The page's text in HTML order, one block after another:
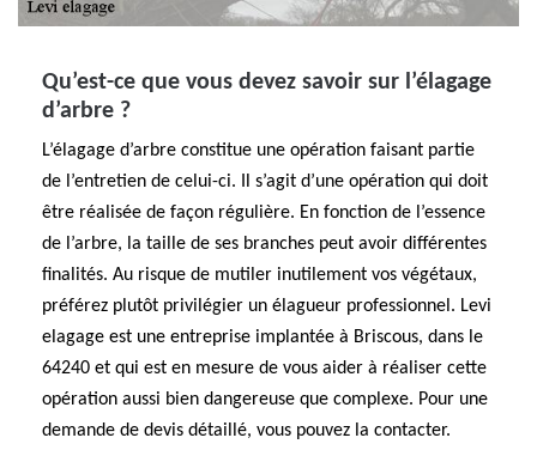
Qu’est-ce que vous devez savoir sur l’élagage
d’arbre ?
L’élagage d’arbre constitue une opération faisant partie
de l’entretien de celui-ci. Il s’agit d’une opération qui doit
être réalisée de façon régulière. En fonction de l’essence
de l’arbre, la taille de ses branches peut avoir différentes
finalités. Au risque de mutiler inutilement vos végétaux,
préférez plutôt privilégier un élagueur professionnel. Levi
elagage est une entreprise implantée à Briscous, dans le
64240 et qui est en mesure de vous aider à réaliser cette
opération aussi bien dangereuse que complexe. Pour une
demande de devis détaillé, vous pouvez la contacter.